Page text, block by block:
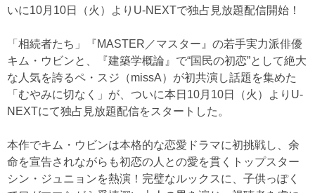
いに10月10日（火）よりU-NEXTで独占見放題配信開始！
「相続者たち」『MASTER／マスター』の若手実力派俳優
キム・ウビンと、『建築学概論』で“国民の初恋”として絶大
な人気を誇るペ・スジ（missA）が初共演し話題を集めた
「むやみに切なく」が、ついに本日10月10日（火）よりU-
NEXTにて独占見放題配信をスタートした。
本作でキム・ウビンは本格的な恋愛ドラマに初挑戦し、余
命を宣告されながらも初恋の人との愛を貫くトップスター
シン・ジュニョンを熱演！完璧なルックスに、子供っぽく